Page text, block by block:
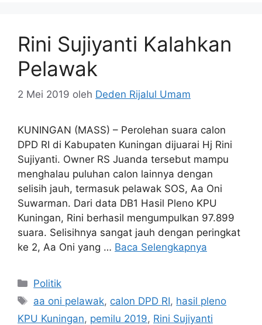
Rini Sujiyanti Kalahkan
Pelawak
2 Mei 2019 oleh Deden Rijalul Umam
KUNINGAN (MASS) – Perolehan suara calon
DPD RI di Kabupaten Kuningan dijuarai Hj Rini
Sujiyanti. Owner RS Juanda tersebut mampu
menghalau puluhan calon lainnya dengan
selisih jauh, termasuk pelawak SOS, Aa Oni
Suwarman. Dari data DB1 Hasil Pleno KPU
Kuningan, Rini berhasil mengumpulkan 97.899
suara. Selisihnya sangat jauh dengan peringkat
ke 2, Aa Oni yang … Baca Selengkapnya
Kategori
Politik
Tag
aa oni pelawak, calon DPD RI, hasil pleno
KPU Kuningan, pemilu 2019, Rini Sujiyanti